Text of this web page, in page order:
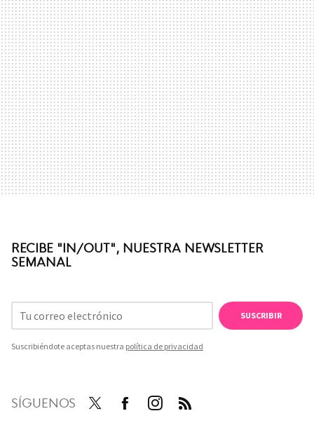
RECIBE "IN/OUT", NUESTRA NEWSLETTER
SEMANAL
SUSCRIBIR
Suscribiéndote aceptas nuestra política de privacidad
SÍGUENOS